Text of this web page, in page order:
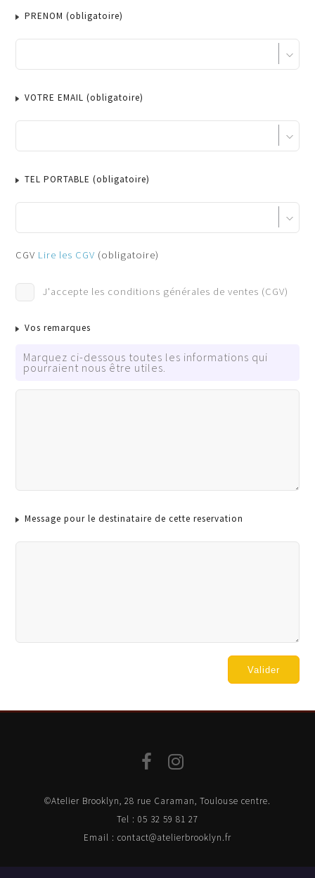
PRENOM(obligatoire)
VOTRE EMAIL(obligatoire)
TEL PORTABLE(obligatoire)
Pass Sanitaire
Cochez cette case si TOUS les participants auront un
CGV Lire les CGV (obligatoire)
J'accepte les conditions générales de ventes (CGV)
Vos remarques
Marquez ci-dessous toutes les informations qui
pourraient nous être utiles.
Message pour le destinataire de cette reservation
Valider
©Atelier Brooklyn, 28 rue Caraman, Toulouse centre.
Tel : 05 32 59 81 27
Email : contact@atelierbrooklyn.fr